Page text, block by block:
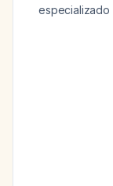
especializado